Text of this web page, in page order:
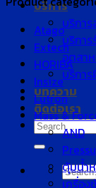
บริการ
บริกา
บริกา
อุตสา
บริกา
บทความ
ติดต่อเรา
Search
for:
Search
Atago
Extech
HORIBA
Insize
Lutron
Mass &
AND
ตุ้มน้ำ
เครื่อ